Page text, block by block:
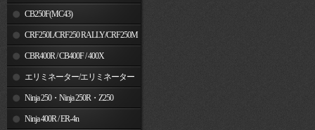
CB250F(MC43)
CRF250L/CRF250 RALLY/CRF250M
CBR400R / CB400F / 400X
エリミネーター/エリミネーター
SE Ninja 250・Ninja 250R・Z250
Ninja 400R / ER-4n